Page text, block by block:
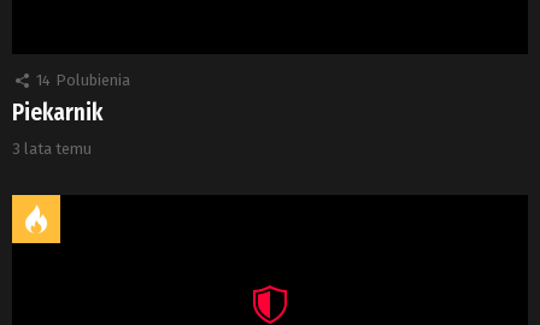
14 Polubienia
Piekarnik
3 lata temu